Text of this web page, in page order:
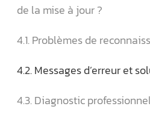
de la mise à jour ?
4.1. Problèmes de
4.2. Messages d’erreur et
4.3. Diagnostic